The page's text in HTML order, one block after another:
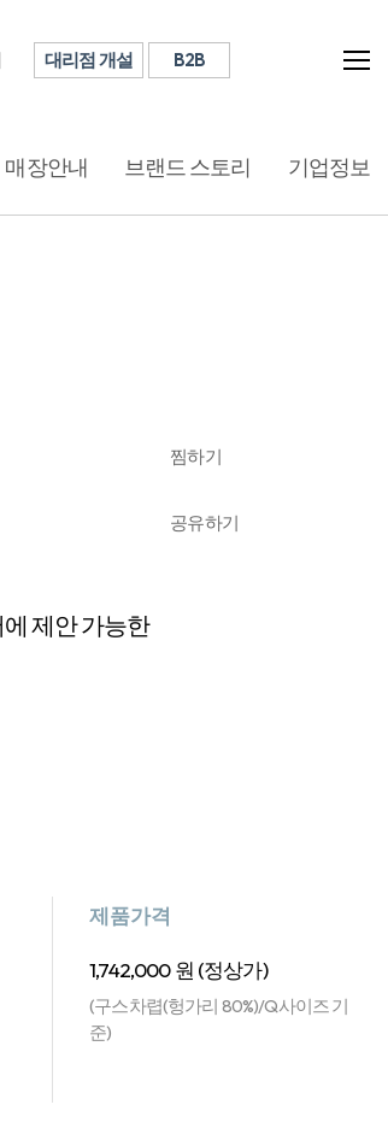
대리점 개설 B2B
매장안내 브랜드 스토리 기업정보
제안 가능한
찜하기
공유하기
제품가격
1,742,000 원 (정상가)
(구스차렵(헝가리 80%)/Q사이즈 기
준)